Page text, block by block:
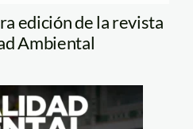
edición de la revista
Ambiental